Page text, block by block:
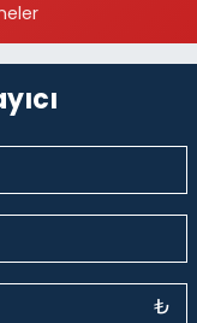
₺